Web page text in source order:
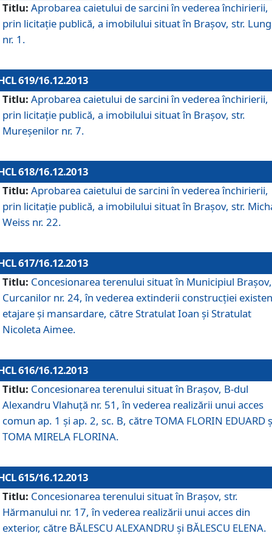
Titlu: Aprobarea caietului de sarcini în vederea închirierii,
prin licitaţie publică, a imobilului situat în Braşov, str.
nr. 1.
619/16.12.2013
Titlu: Aprobarea caietului de sarcini în vederea închirierii,
prin licitaţie publică, a imobilului situat în Braşov, str.
Mureşenilor nr. 7.
618/16.12.2013
Titlu: Aprobarea caietului de sarcini în vederea închirierii,
prin licitaţie publică, a imobilului situat în Braşov, str.
Weiss nr. 22.
617/16.12.2013
Titlu: Concesionarea terenului situat în Municipiul
Curcanilor nr. 24, în vederea extinderii construcţiei
etajare şi mansardare, către Stratulat Ioan şi Stratulat
Nicoleta Aimee.
616/16.12.2013
Titlu: Concesionarea terenului situat în Braşov, B-dul
Alexandru Vlahuţă nr. 51, în vederea realizării unui acces
comun ap. 1 şi ap. 2, sc. B, către TOMA FLORIN EDUARD
TOMA MIRELA FLORINA.
615/16.12.2013
Titlu: Concesionarea terenului situat în Braşov, str.
Hărmanului nr. 17, în vederea realizării unui acces din
exterior, către BĂLESCU ALEXANDRU şi BĂLESCU ELENA.